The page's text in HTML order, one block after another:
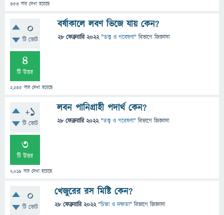
353 বার দেখা হয়েছে
0
টি ভোট
4
টি উত্তর
2,235 বার দেখা হয়েছে
বর্ষাকালে লবণ ভিজে যায় কেন?
28 ফেব্রুয়ারি 2022 "তত্ত্ব ও গবেষণা" বিভাগে জিজ্ঞাসা
+1
টি ভোট
3
টি উত্তর
2,019 বার দেখা হয়েছে
লবন পানিগ্রাহী পদার্থ কেন?
28 ফেব্রুয়ারি 2022 "তত্ত্ব ও গবেষণা" বিভাগে জিজ্ঞাসা
0
টি ভোট
খেজুরের রস মিষ্টি কেন?
28 ফেব্রুয়ারি 2022 "চিন্তা ও দক্ষতা" বিভাগে জিজ্ঞাসা